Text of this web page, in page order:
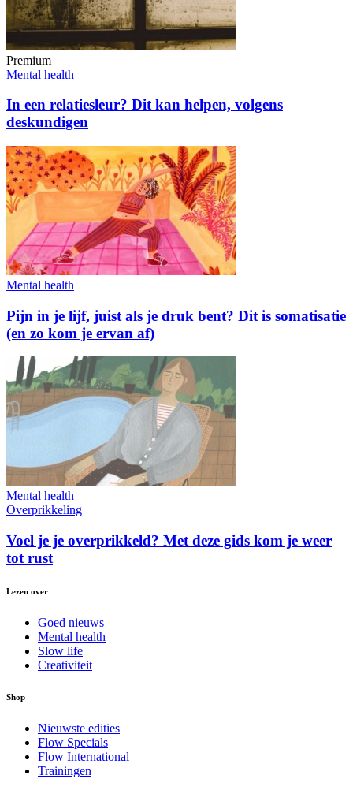
Premium
Mental health
In een relatiesleur? Dit kan helpen, volgens
deskundigen
Mental health
Pijn in je lijf, juist als je druk bent? Dit is somatisatie
(en zo kom je ervan af)
Mental health
Overprikkeling
Voel je je overprikkeld? Met deze gids kom je weer
tot rust
Lezen over
Goed nieuws
Mental health
Slow life
Creativiteit
Shop
Nieuwste edities
Flow Specials
Flow International
Trainingen